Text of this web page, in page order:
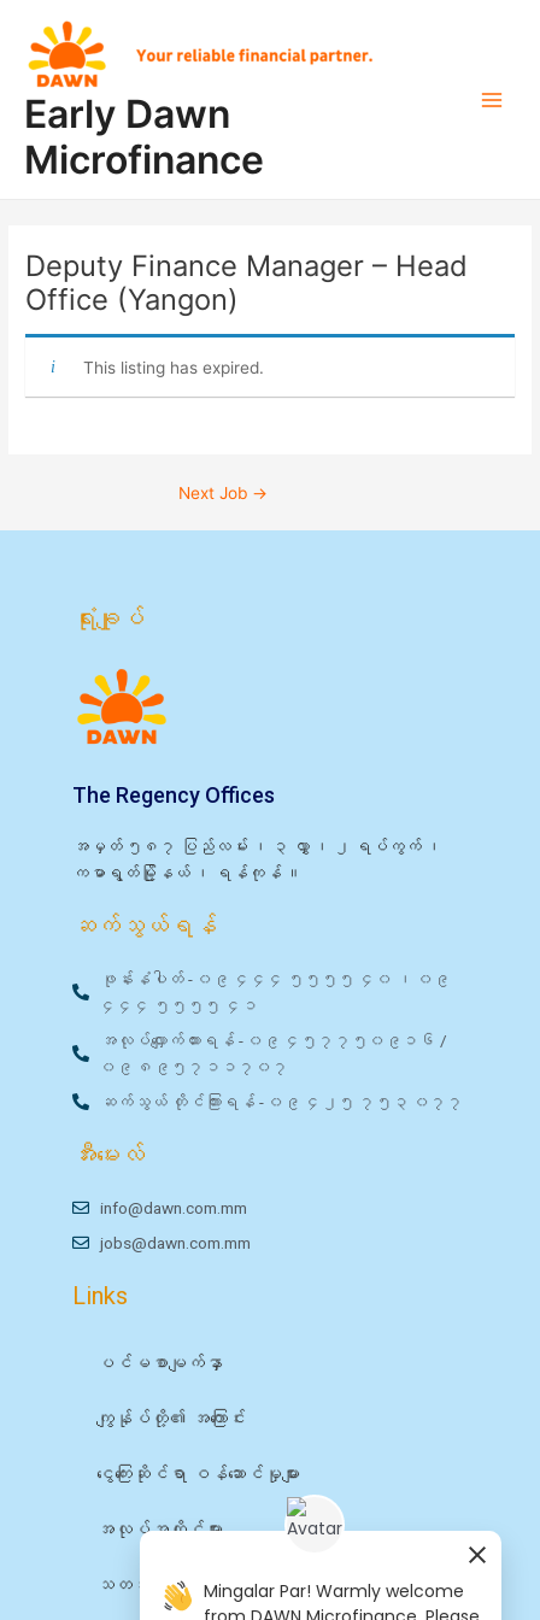
content
Early Dawn
Microfinance
Deputy Finance Manager – Head
Office (Yangon)
This listing has expired.
navigation
Next Job →
ရုံးချုပ်
The Regency Offices
အမှတ် ၅၈၇ ပြည်လမ်း ၊ ၃ လွှာ ၊ ၂ ရပ်ကွက် ၊
ကမာရွတ်မြို့နယ် ၊ ရန်ကုန် ။
ဆက်သွယ်ရန်
ဖုန်းနံပါတ် - ၀၉ ၄၄၄ ၅၅၅၅ ၄၀ ၊ ၀၉
၄၄၄ ၅၅၅၅ ၄၁
အလုပ်လျှောက်ထားရန် - ၀၉ ၄၅၇၇၅၀၉၁၆ /
၀၉ ၈၉၅၇၁၁၇၀၇
ဆက်သွယ် တိုင်ကြားရန် - ၀၉ ၄၂၅ ၇၅၃ ၀၇၇
အီးမေးလ်
info@dawn.com.mm
jobs@dawn.com.mm
Links
ပင်မစာမျက်နှာ
ကျွန်ုပ်တို့၏ အကြောင်း
ငွေကြေးဆိုင်ရာ ဝန်ဆောင်မှုများ
အလုပ်အကိုင်များ
သတင်း
Mingalar Par! Warmly welcome